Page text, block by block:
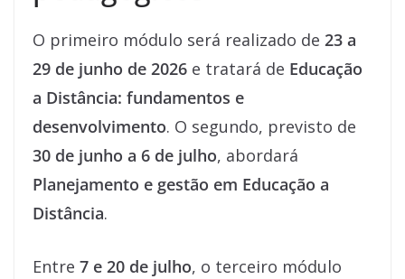
O primeiro módulo será realizado de 23 a
29 de junho de 2026 e tratará de Educação
a Distância: fundamentos e
desenvolvimento. O segundo, previsto de
30 de junho a 6 de julho, abordará
Planejamento e gestão em Educação a
Distância.
Entre 7 e 20 de julho, o terceiro módulo